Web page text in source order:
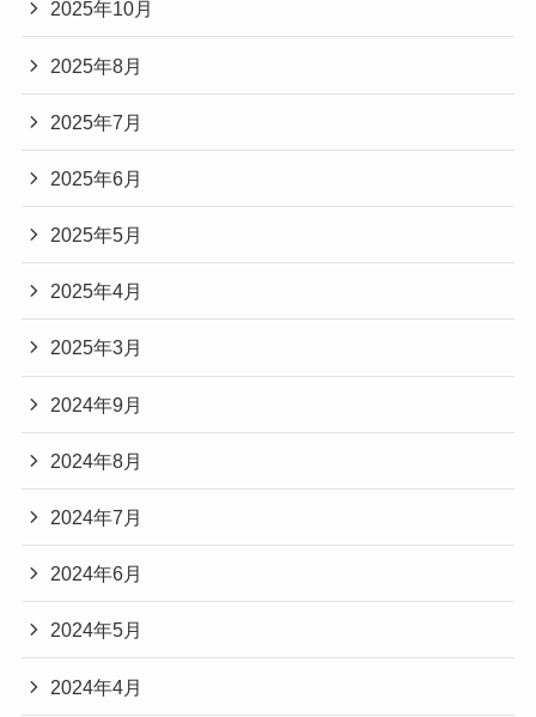
2025年10月
2025年8月
2025年7月
2025年6月
2025年5月
2025年4月
2025年3月
2024年9月
2024年8月
2024年7月
2024年6月
2024年5月
2024年4月